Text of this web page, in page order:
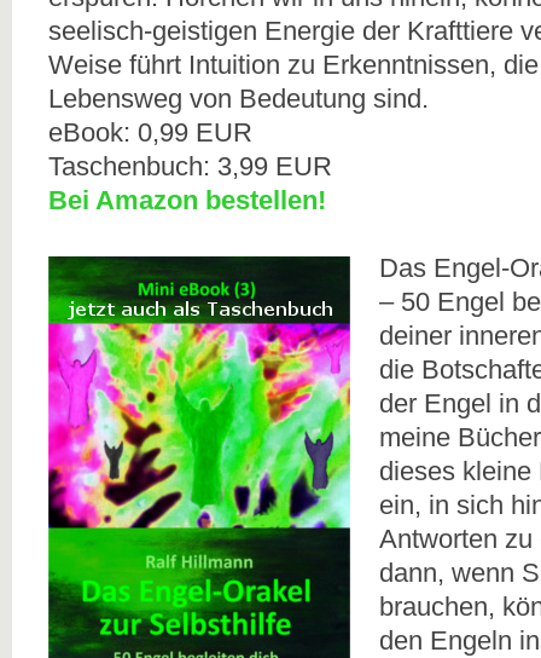
seelisch-geistigen Energie der Krafttiere
Weise führt Intuition zu Erkenntnissen,
Lebensweg von Bedeutung sind.
eBook: 0,99 EUR
Taschenbuch: 3,99 EUR
Bei Amazon bestellen!
Das Engel-
– 50 Engel
deiner
die
der Engel in
meine
dieses kleine
ein, in sich
Antworten zu
dann, wenn
brauchen,
den Engeln